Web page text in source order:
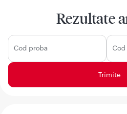
Rezultate
Cod proba Cod